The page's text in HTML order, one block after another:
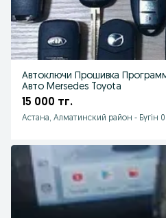
Автоключи Прошивка
Авто Mersedes Toyota
15 000 тг.
Астана, Алматинский район - Бүгін